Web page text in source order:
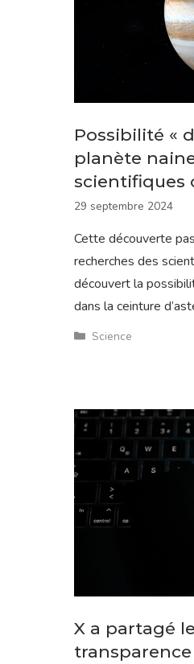
Possibilité «
planète
scientifiques
29 septembre 2024
Cette découverte
recherches des
découvert la
dans la ceinture
Catégories
Science
X a partagé
transparence